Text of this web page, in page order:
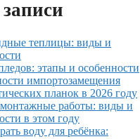
теплицы: виды и
этапы и особенности
импортозамещения
планок в 2026 году
работы: виды и
в этом году
воду для ребёнка: